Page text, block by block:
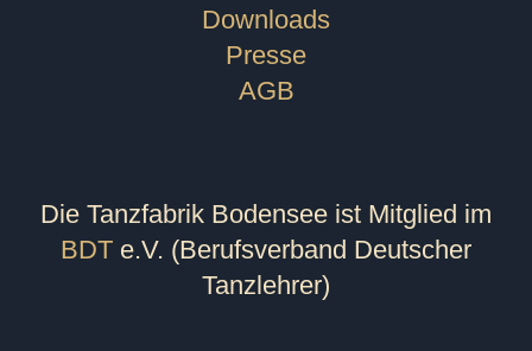
Downloads
Presse
AGB
Die Tanzfabrik Bodensee ist Mitglied im
BDT e.V. (Berufsverband Deutscher
Tanzlehrer)